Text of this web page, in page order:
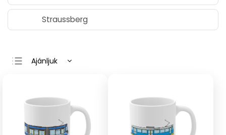
Straussberg
Ajánljuk
Legnépszerűbb
ABC szerint